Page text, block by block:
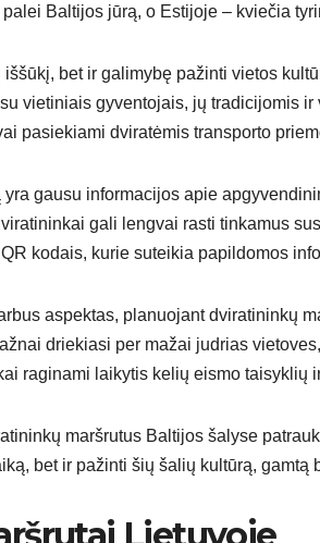
Baltijos jūrą, o Estijoje – kviečia
bet ir galimybę pažinti vietos
vietiniais gyventojais, jų tradicijomis
pasiekiami dviratėmis transporto
gausu informacijos apie
gali lengvai rasti tinkamus
kodais, kurie suteikia papildomos
aspektas, planuojant dviratininkų
driekiasi per mažai judrias
raginami laikytis kelių eismo taisyklių
maršrutus Baltijos šalyse
bet ir pažinti šių šalių kultūrą, gamtą